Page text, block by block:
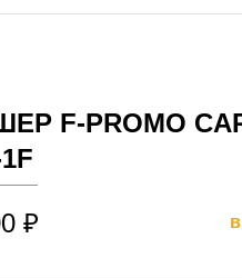
F-PROMO
₽